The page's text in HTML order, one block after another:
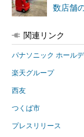
数店舗
関連リンク
パナソニック ホール
楽天グループ
西友
つくば市
プレスリリース